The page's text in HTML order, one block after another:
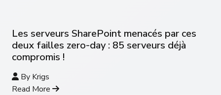
Les serveurs SharePoint menacés par ces
deux failles zero-day : 85 serveurs déjà
compromis !
By Krigs
Read More